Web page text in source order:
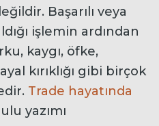
Başarılı veya
işlemin ardından
kaygı, öfke,
kırıklığı gibi birçok
Trade hayatında
yazımı